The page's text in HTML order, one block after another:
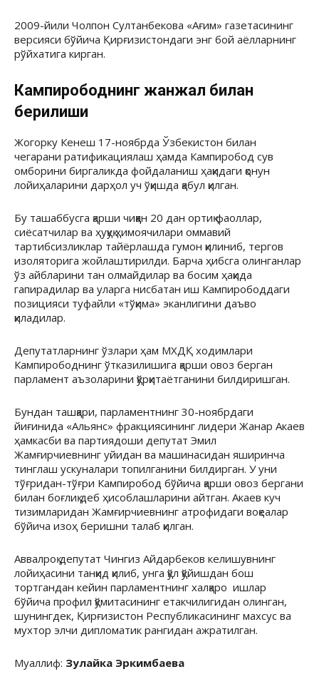
2009-йили Чолпон Султанбекова «Ағим» газетасининг
версияси бўйича Қирғизистондаги энг бой аёлларнинг
рўйхатига кирган.
Кампирободнинг жанжал билан
берилиши
Жогорку Кенеш 17-ноябрда Ўзбекистон билан
чегарани ратификациялаш ҳамда Кампиробод сув
омборини биргаликда фойдаланиш ҳақидаги қонун
лойиҳаларини дарҳол уч ўқишда қабул қилган.
Бу ташаббусга қарши чиққан 20 дан ортиқ фаоллар,
сиёсатчилар ва ҳуқуқ ҳимоячилари оммавий
тартибсизликлар тайёрлашда гумон қилиниб, тергов
изоляторига жойлаштирилди. Барча ҳибсга олинганлар
ўз айбларини тан олмайдилар ва босим ҳақида
гапирадилар ва уларга нисбатан иш Кампирободдаги
позицияси туфайли «тўқима» эканлигини даъво
қиладилар.
Депутатларнинг ўзлари ҳам МХДҚ ходимлари
Кампирободнинг ўтказилишига қарши овоз берган
парламент аъзоларини қўрқитаётганини билдиришган.
Бундан ташқари, парламентнинг 30-ноябрдаги
йиғинида «Альянс» фракциясининг лидери Жанар Акаев
ҳамкасби ва партиядоши депутат Эмил
Жамғирчиевнинг уйидан ва машинасидан яширинча
тинглаш ускуналари топилганини билдирган. У уни
тўғридан-тўғри Кампиробод бўйича қарши овоз бергани
билан боғлиқ деб ҳисоблашларини айтган. Акаев куч
тизимларидан Жамғирчиевнинг атрофидаги воқеалар
бўйича изоҳ беришни талаб қилган.
Аввалроқ депутат Чингиз Айдарбеков келишувнинг
лойиҳасини танқид қилиб, унга қўл қўйишдан бош
тортгандан кейин парламентнинг халқаро ишлар
бўйича профил қўмитасининг етакчилигидан олинган,
шунингдек, Қирғизистон Республикасининг махсус ва
мухтор элчи дипломатик рангидан ажратилган.
Муаллиф: Зулайка Эркимбаева